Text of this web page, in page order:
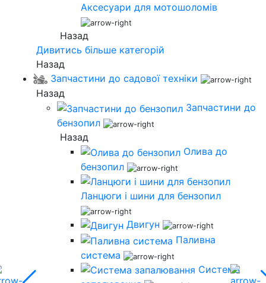
Аксесуари для мотошоломів
Назад
Дивитись більше категорій
Назад
Запчастини до садової техніки
Назад
Запчастини до
бензопил
Назад
Олива до
бензопил
Ланцюги і шини для бензопил
Двигун
Паливна
система
Система